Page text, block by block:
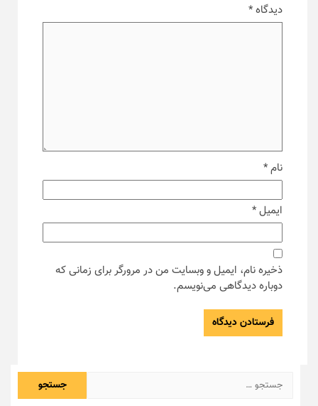
دیدگاه*
نام*
ایمیل*
ذخیره نام، ایمیل و وبسایت من در مرورگر برای زمانی که
دوباره دیدگاهی می‌نویسم.
جستجو
برای: